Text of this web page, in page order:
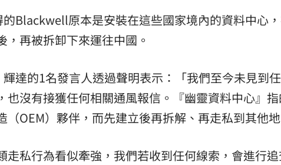
Blackwell原本是安裝在這些國家境內的資料中心
再被拆卸下來運往中國。
達的1名發言人透過聲明表示：「我們至今未見到
也沒有接獲任何相關通風報信。『幽靈資料中心』
OEM）夥伴，而先建立後再拆解、再走私到其他地
走私行為看似牽強，我們若收到任何線索，會進行